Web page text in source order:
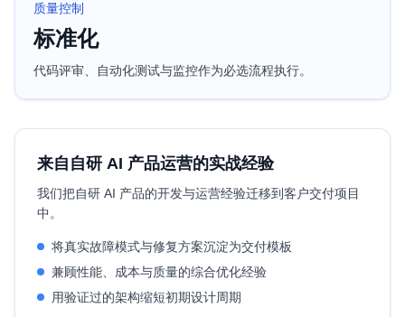
质量控制
标准化
代码评审、自动化测试与监控作为必选流程执行。
来自自研 AI 产品运营的实战经验
我们把自研 AI 产品的开发与运营经验迁移到客户交付项目
中。
将真实故障模式与修复方案沉淀为交付模板
兼顾性能、成本与质量的综合优化经验
用验证过的架构缩短初期设计周期